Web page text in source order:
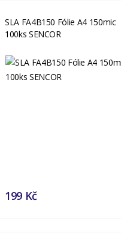
SLA FA4B150 Fólie A4 150mic
100ks SENCOR
199 Kč